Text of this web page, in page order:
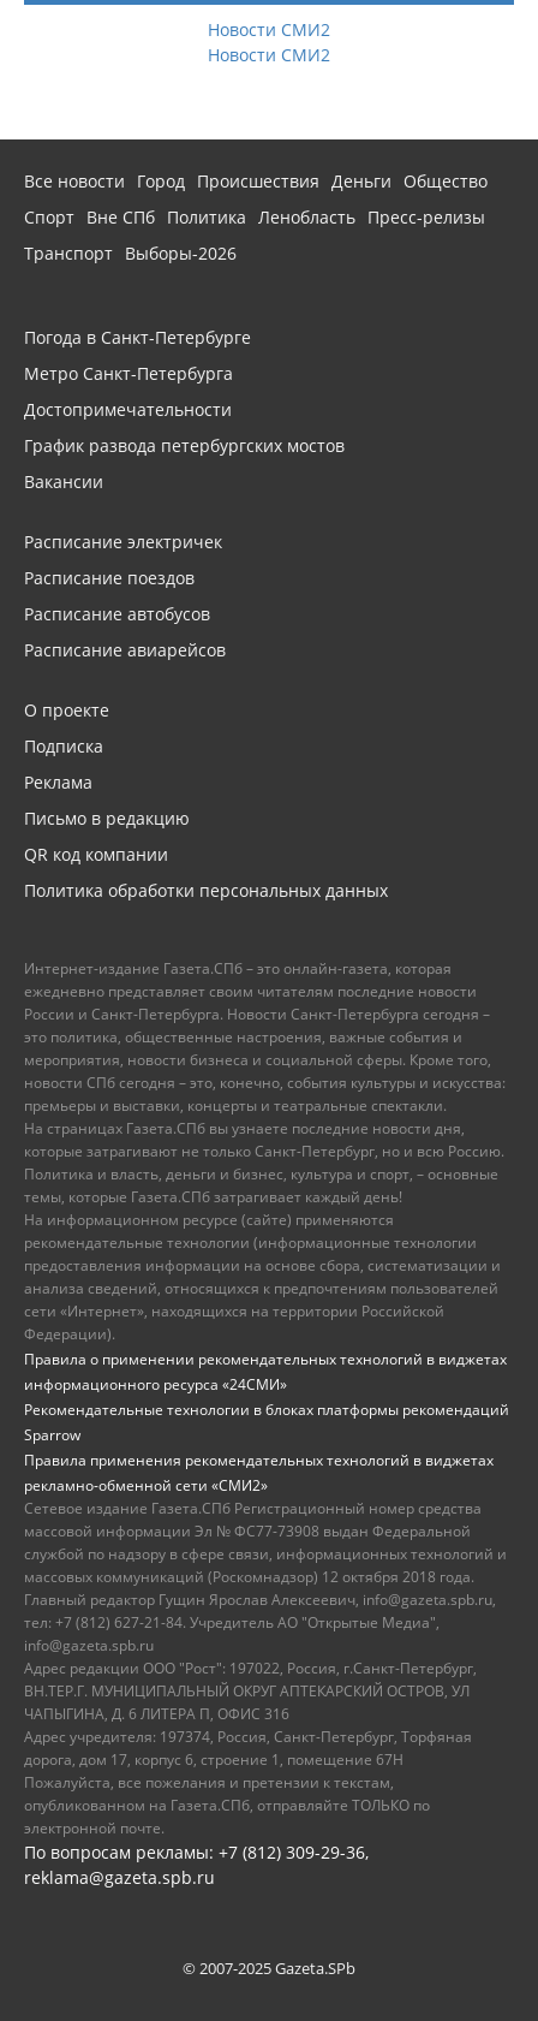
Новости СМИ2
Новости СМИ2
Все новости Город Происшествия Деньги
Общество
Спорт Вне СПб Политика Ленобласть Пресс-релизы
Транспорт Выборы-2026
Погода в Санкт-Петербурге
Метро Санкт-Петербурга
Достопримечательности
График развода петербургских мостов
Вакансии
Расписание электричек
Расписание поездов
Расписание автобусов
Расписание авиарейсов
О проекте
Подписка
Реклама
Письмо в редакцию
QR код компании
Политика обработки персональных данных
Интернет-издание Газета.СПб – это онлайн-газета, которая
ежедневно представляет своим читателям последние новости
России и Санкт-Петербурга. Новости Санкт-Петербурга сегодня –
это политика, общественные настроения, важные события и
мероприятия, новости бизнеса и социальной сферы. Кроме того,
новости СПб сегодня – это, конечно, события культуры и искусства:
премьеры и выставки, концерты и театральные спектакли.
На страницах Газета.СПб вы узнаете последние новости дня,
которые затрагивают не только Санкт-Петербург, но и всю Россию.
Политика и власть, деньги и бизнес, культура и спорт, – основные
темы, которые Газета.СПб затрагивает каждый день!
На информационном ресурсе (сайте) применяются
рекомендательные технологии (информационные технологии
предоставления информации на основе сбора, систематизации и
анализа сведений, относящихся к предпочтениям пользователей
сети «Интернет», находящихся на территории Российской
Федерации).
Правила о применении рекомендательных технологий в виджетах
информационного ресурса «24СМИ»
Рекомендательные технологии в блоках платформы рекомендаций
Sparrow
Правила применения рекомендательных технологий в виджетах
рекламно-обменной сети «СМИ2»
Сетевое издание Газета.СПб Регистрационный номер средства
массовой информации Эл № ФС77-73908 выдан Федеральной
службой по надзору в сфере связи, информационных технологий и
массовых коммуникаций (Роскомнадзор) 12 октября 2018 года.
Главный редактор Гущин Ярослав Алексеевич, info@gazeta.spb.ru,
тел: +7 (812) 627-21-84. Учредитель АО "Открытые Медиа",
info@gazeta.spb.ru
Адрес редакции ООО "Рост": 197022, Россия, г.Санкт-Петербург,
ВН.ТЕР.Г. МУНИЦИПАЛЬНЫЙ ОКРУГ АПТЕКАРСКИЙ ОСТРОВ, УЛ
ЧАПЫГИНА, Д. 6 ЛИТЕРА П, ОФИС 316
Адрес учредителя: 197374, Россия, Санкт-Петербург, Торфяная
дорога, дом 17, корпус 6, строение 1, помещение 67Н
Пожалуйста, все пожелания и претензии к текстам,
опубликованном на Газета.СПб, отправляйте ТОЛЬКО по
электронной почте.
По вопросам рекламы: +7 (812) 309-29-36,
reklama@gazeta.spb.ru
© 2007-2025 Gazeta.SPb